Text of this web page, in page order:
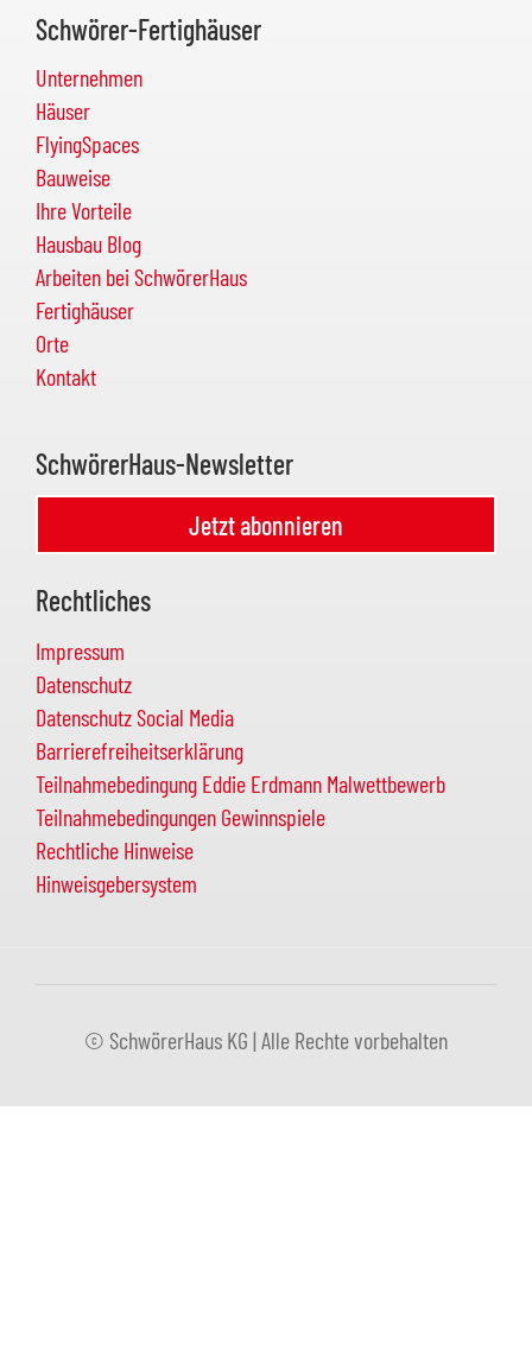
Schwörer-Fertighäuser
Unternehmen
Häuser
FlyingSpaces
Bauweise
Ihre Vorteile
Hausbau Blog
Arbeiten bei SchwörerHaus
Fertighäuser
Orte
Kontakt
SchwörerHaus-Newsletter
Jetzt abonnieren
Rechtliches
Impressum
Datenschutz
Datenschutz Social Media
Barrierefreiheitserklärung
Teilnahmebedingung Eddie Erdmann Malwettbewerb
Teilnahmebedingungen Gewinnspiele
Rechtliche Hinweise
Hinweisgebersystem
© SchwörerHaus KG | Alle Rechte vorbehalten